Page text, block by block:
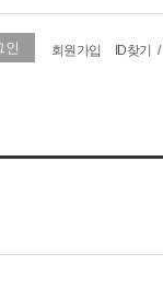
회원가입 ID찾기 /